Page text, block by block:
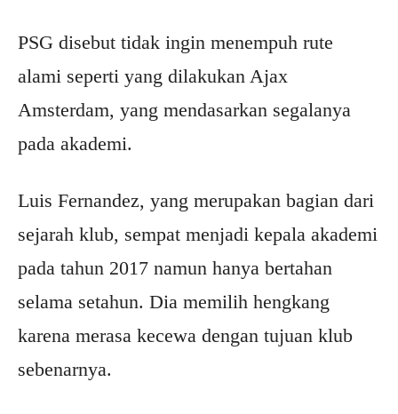
PSG disebut tidak ingin menempuh rute
alami seperti yang dilakukan Ajax
Amsterdam, yang mendasarkan segalanya
pada akademi.
Luis Fernandez, yang merupakan bagian dari
sejarah klub, sempat menjadi kepala akademi
pada tahun 2017 namun hanya bertahan
selama setahun. Dia memilih hengkang
karena merasa kecewa dengan tujuan klub
sebenarnya.